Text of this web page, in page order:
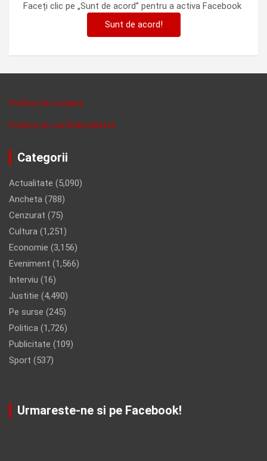
Faceți clic pe „Sunt de acord” pentru a activa Facebook
Sunt de acord!
Politica de cookies
Politica de confidentalitate
Categorii
Actualitate (5,090)
Ancheta (788)
Cenzurat (75)
Cultura (1,251)
Economie (3,156)
Eveniment (1,566)
Interviu (16)
Justitie (4,490)
Pe surse (245)
Politica (1,726)
Publicitate (109)
Sport (537)
Urmareste-ne si pe Facebook!